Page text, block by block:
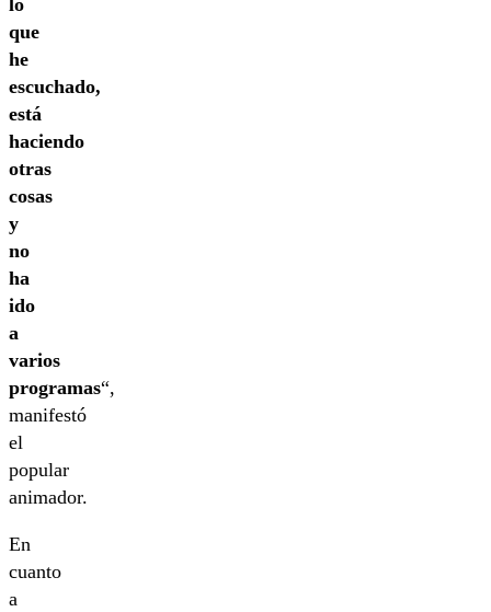
lo
que
he
escuchado,
está
haciendo
otras
cosas
y
no
ha
ido
a
varios
programas“,
manifestó
el
popular
animador.
En
cuanto
a